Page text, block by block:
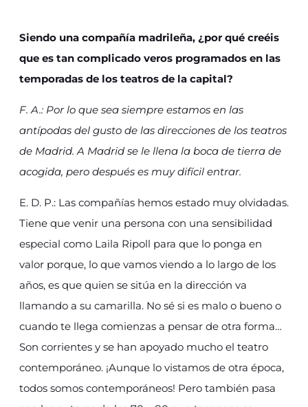
Siendo una compañía madrileña, ¿por qué creéis
que es tan complicado veros programados en las
temporadas de los teatros de la capital?
F. A.: Por lo que sea siempre estamos en las
antípodas del gusto de las direcciones de los teatros
de Madrid. A Madrid se le llena la boca de tierra de
acogida, pero después es muy difícil entrar.
E. D. P.: Las compañías hemos estado muy olvidadas.
Tiene que venir una persona con una sensibilidad
especial como Laila Ripoll para que lo ponga en
valor porque, lo que vamos viendo a lo largo de los
años, es que quien se sitúa en la dirección va
llamando a su camarilla. No sé si es malo o bueno o
cuando te llega comienzas a pensar de otra forma…
Son corrientes y se han apoyado mucho el teatro
contemporáneo. ¡Aunque lo vistamos de otra época,
todos somos contemporáneos! Pero también pasa